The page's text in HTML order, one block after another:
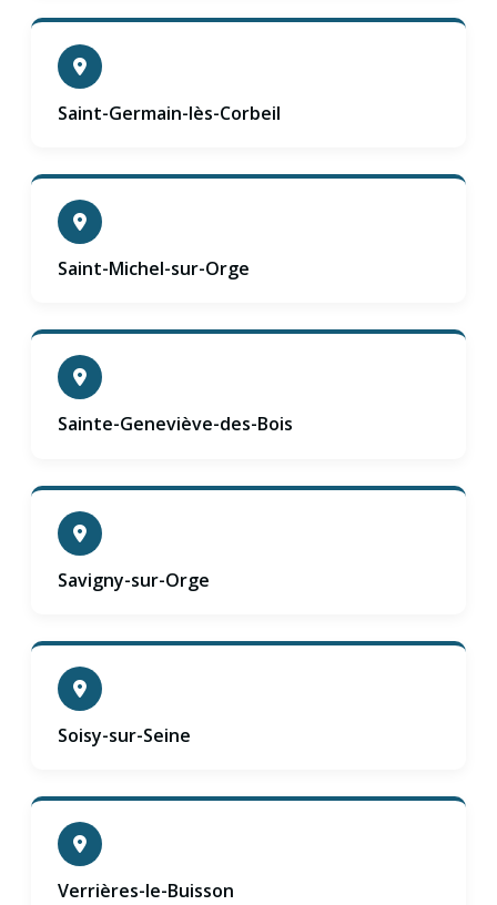
Saint-Germain-lès-Corbeil
Saint-Michel-sur-Orge
Sainte-Geneviève-des-Bois
Savigny-sur-Orge
Soisy-sur-Seine
Verrières-le-Buisson